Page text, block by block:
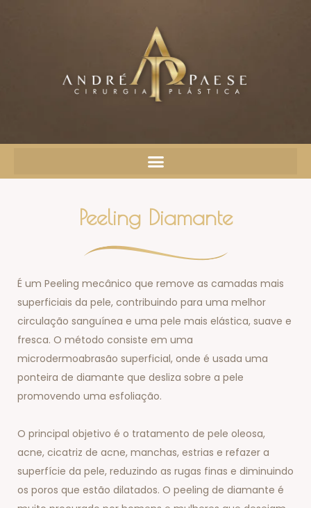
Peeling Diamante
É um Peeling mecânico que remove as camadas mais
superficiais da pele, contribuindo para uma melhor
circulação sanguínea e uma pele mais elástica, suave e
fresca. O método consiste em uma
microdermoabrasão superficial, onde é usada uma
ponteira de diamante que desliza sobre a pele
promovendo uma esfoliação.
O principal objetivo é o tratamento de pele oleosa,
acne, cicatriz de acne, manchas, estrias e refazer a
superfície da pele, reduzindo as rugas finas e diminuindo
os poros que estão dilatados. O peeling de diamante é